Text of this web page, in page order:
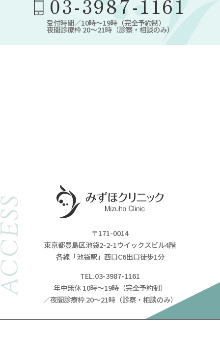
03-3987-1161
受付時間／10時～19時（完全予約制）
夜間診療枠 20～21時（診察・相談のみ）
〒171-0014
東京都豊島区池袋2-2-1ウイックスビル4階
各線「池袋駅」西口C6出口徒歩1分
TEL.03-3987-1161
年中無休 10時～19時（完全予約制）
／夜間診療枠 20～21時（診察・相談のみ）